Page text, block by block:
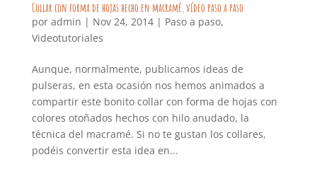
Collar con forma de hojas hecho en macramé, vídeo paso a paso
por admin | Nov 24, 2014| Paso a paso,
Videotutoriales
Aunque, normalmente, publicamos ideas de
pulseras, en esta ocasión nos hemos animados a
compartir este bonito collar con forma de hojas con
colores otoñados hechos con hilo anudado, la
técnica del macramé. Si no te gustan los collares,
podéis convertir esta idea en...